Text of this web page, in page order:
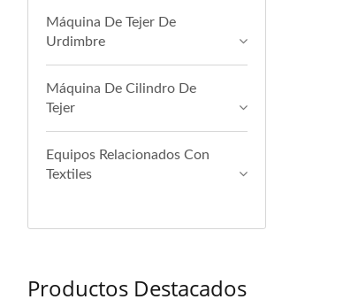
Máquina De Tejer De
Urdimbre
Máquina De Cilindro De
Tejer
Equipos Relacionados Con
Textiles
Productos Destacados